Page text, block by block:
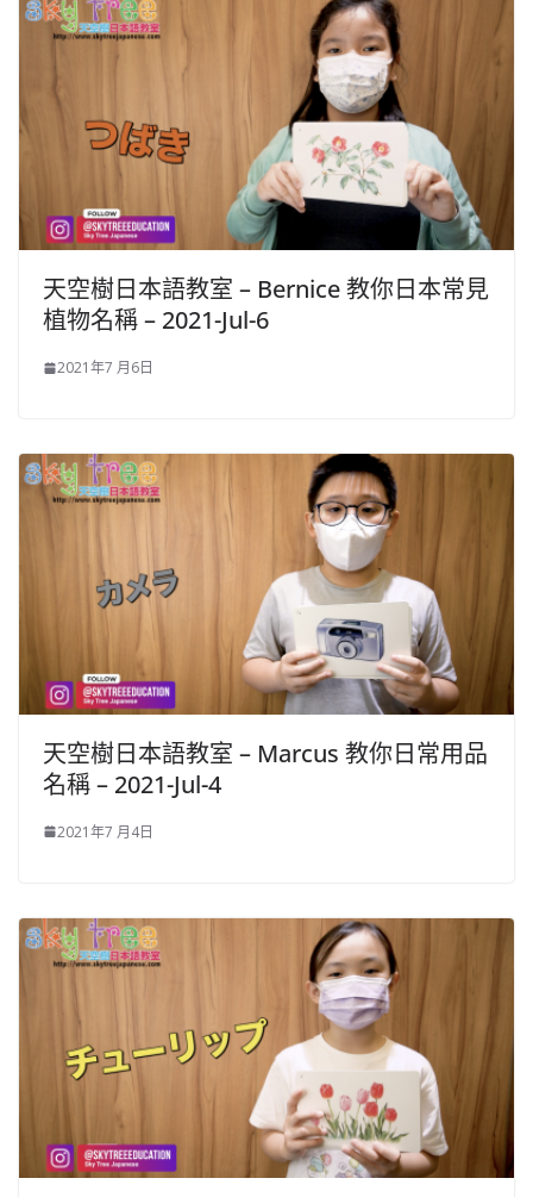
天空樹日本語教室 – Bernice​ 教你日本常見
植物名稱 – 2021-Jul-6
2021年7 月6日
天空樹日本語教室 – Marcus 教你日常用品
名稱 – 2021-Jul-4
2021年7 月4日